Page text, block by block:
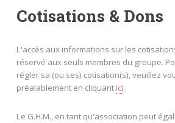
Cotisations & Dons
L'accès aux informations sur les
réservé aux seuls membres du groupe.
régler sa (ou ses) cotisation(s), veuillez
préalablement en cliquantici.
Le G.H.M., en tant qu'association peut